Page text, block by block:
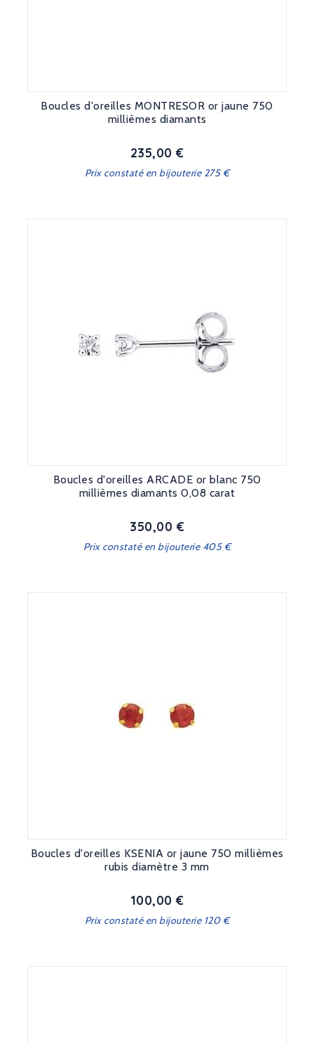
Boucles d'oreilles MONTRESOR or jaune 750
millièmes diamants
Prix
235,00 €
Prix constaté en bijouterie 275 €
Boucles d'oreilles ARCADE or blanc 750
millièmes diamants 0,08 carat
Prix
350,00 €
Prix constaté en bijouterie 405 €
Boucles d'oreilles KSENIA or jaune 750 millièmes
rubis diamètre 3 mm
Prix
100,00 €
Prix constaté en bijouterie 120 €